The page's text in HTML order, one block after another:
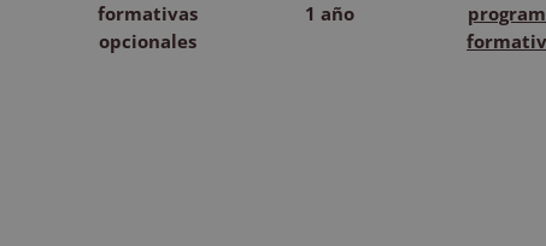
formativas
opcionales
1 año